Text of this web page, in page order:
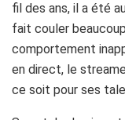
fil des ans, il a été
fait couler
comportement
en direct, le
ce soit pour ses